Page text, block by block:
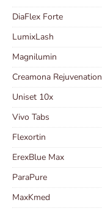
DiaFlex Forte
LumixLash
Magnilumin
Creamona Rejuvenation
Uniset 10x
Vivo Tabs
Flexortin
ErexBlue Max
ParaPure
MaxKmed